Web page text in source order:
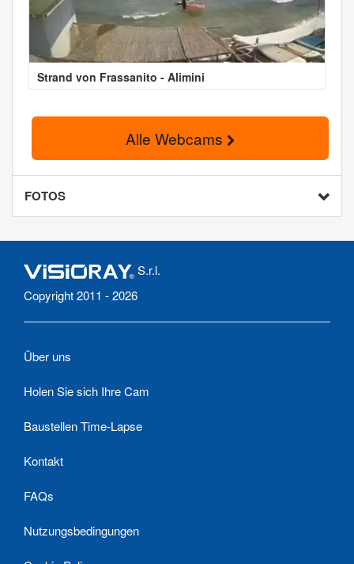
Strand von Frassanito - Alimini
Alle Webcams
FOTOS
S.r.l.
Copyright 2011 - 2026
Über uns
Holen Sie sich Ihre Cam
Baustellen Time-Lapse
Kontakt
FAQs
Nutzungsbedingungen